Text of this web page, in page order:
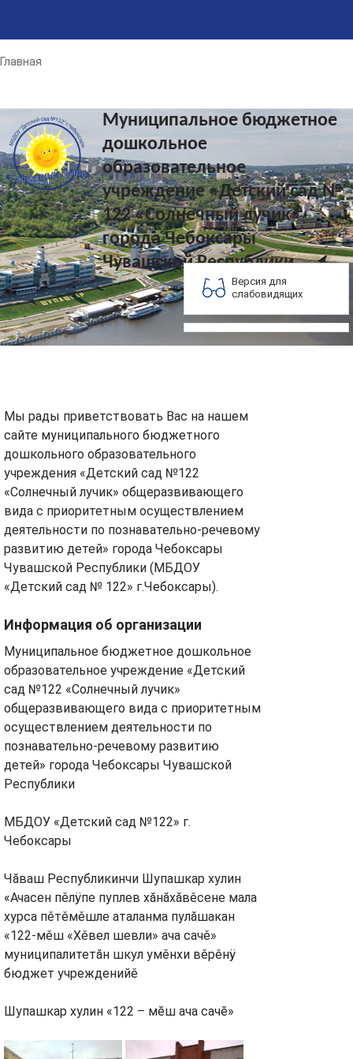
Главная
Муниципальное бюджетное
дошкольное
образовательное
учреждение «Детский сад №
122 «Солнечный лучик»
города Чебоксары
Чувашской Республики
Версия для
слабовидящих
Мы рады приветствовать Вас на нашем
сайте муниципального бюджетного
дошкольного образовательного
учреждения «Детский сад №122
«Солнечный лучик» общеразвивающего
вида с приоритетным осуществлением
деятельности по познавательно-речевому
развитию детей» города Чебоксары
Чувашской Республики (МБДОУ
«Детский сад № 122» г.Чебоксары).
Информация об организации
Муниципальное бюджетное дошкольное
образовательное учреждение «Детский
сад №122 «Солнечный лучик»
общеразвивающего вида с приоритетным
осуществлением деятельности по
познавательно-речевому развитию
детей» города Чебоксары Чувашской
Республики
МБДОУ «Детский сад №122» г.
Чебоксары
Чăваш Республикинчи Шупашкар хулин
«Ачасен пěлÿпе пуплев хăнăхăвěсене мала
хурса пěтěмěшле аталанма пулăшакан
«122-мěш «Хěвел шевли» ача сачě»
муниципалитетăн шкул умěнхи вěрěнÿ
бюджет учрежденийě
Шупашкар хулин «122 – мĕш ача сачĕ»